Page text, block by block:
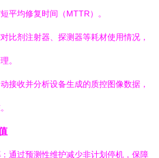
平均修复时间（MTTR）。
对比剂注射器、探测器等耗材使用情况，
。
动接收并分析设备生成的质控图像数据，
：通过预测性维护减少非计划停机，保障